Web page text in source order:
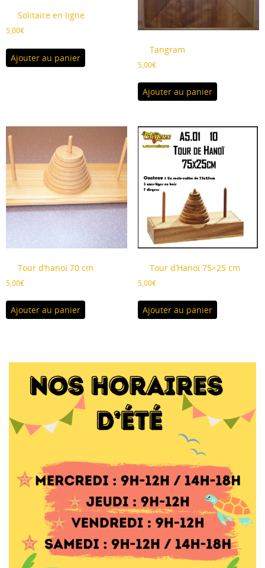
Solitaire en ligne
5,00€
Ajouter au panier
Tangram
5,00€
Ajouter au panier
Tour d’hanoï 70 cm
5,00€
Ajouter au panier
Tour d’Hanoï 75×25 cm
5,00€
Ajouter au panier